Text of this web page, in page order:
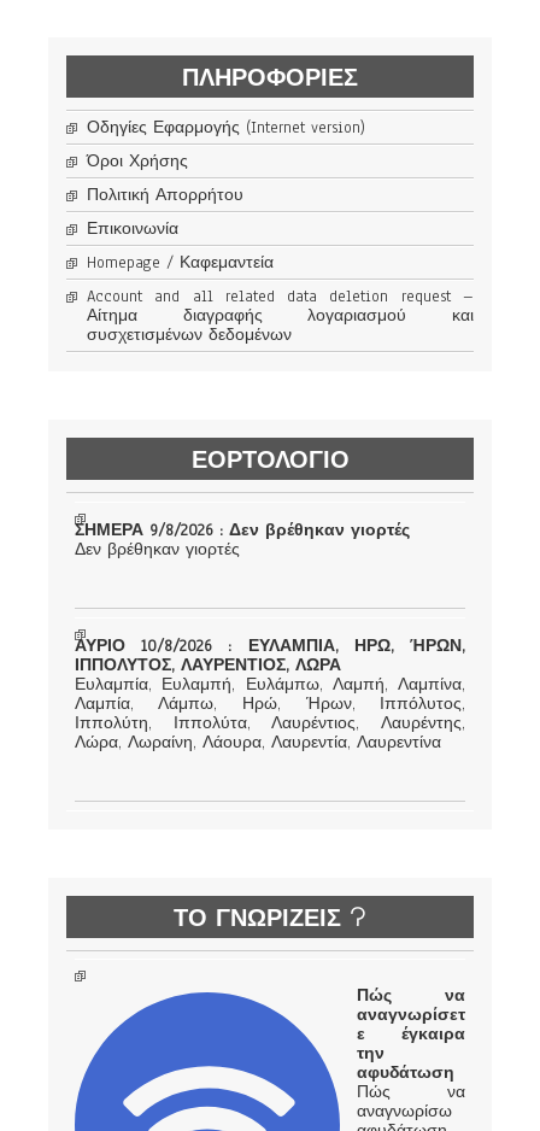
ΠΛΗΡΟΦΟΡΊΕΣ
Οδηγίες Εφαρμογής (Internet version)
Όροι Χρήσης
Πολιτική Απορρήτου
Επικοινωνία
Homepage / Καφεμαντεία
Account and all related data deletion request –
Αίτημα διαγραφής λογαριασμού και
συσχετισμένων δεδομένων
ΕΟΡΤΟΛΟΓΙΟ
ΣΗΜΕΡΑ 9/8/2026 : Δεν βρέθηκαν γιορτές
Δεν βρέθηκαν γιορτές
ΑΥΡΙΟ 10/8/2026 : ΕΥΛΑΜΠΙΑ, ΗΡΩ, ΉΡΩΝ,
ΙΠΠΟΛΥΤΟΣ, ΛΑΥΡΕΝΤΙΟΣ, ΛΩΡΑ
Ευλαμπία, Ευλαμπή, Ευλάμπω, Λαμπή, Λαμπίνα,
Λαμπία, Λάμπω, Ηρώ, Ήρων, Ιππόλυτος,
Ιππολύτη, Ιππολύτα, Λαυρέντιος, Λαυρέντης,
Λώρα, Λωραίνη, Λάουρα, Λαυρεντία, Λαυρεντίνα
ΤΟ ΓΝΩΡΙΖΕΙΣ ?
Πώς να
αναγνωρίσετ
ε έγκαιρα
την
αφυδάτωση
Πώς να
αναγνωρίσω